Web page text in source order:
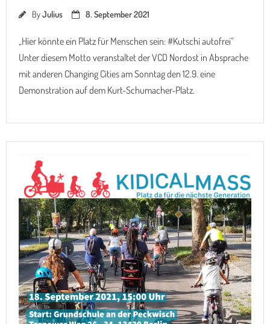
ByJulius 8. September 2021
„Hier könnte ein Platz für Menschen sein: #Kutschi autofrei“
Unter diesem Motto veranstaltet der VCD Nordost in Absprache
mit anderen Changing Cities am Sonntag den 12.9. eine
Demonstration auf dem Kurt-Schumacher-Platz.